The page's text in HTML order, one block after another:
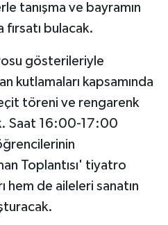
tanışma ve bayramın
fırsatı bulacak.
gösterileriyle
kutlamaları kapsamında
töreni ve rengarenk
Saat 16:00-17:00
Toplantısı' tiyatro
hem de aileleri sanatın